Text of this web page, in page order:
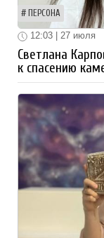
ПЕРСОНА
12:03 | 27 июля
Светлана
к спасению